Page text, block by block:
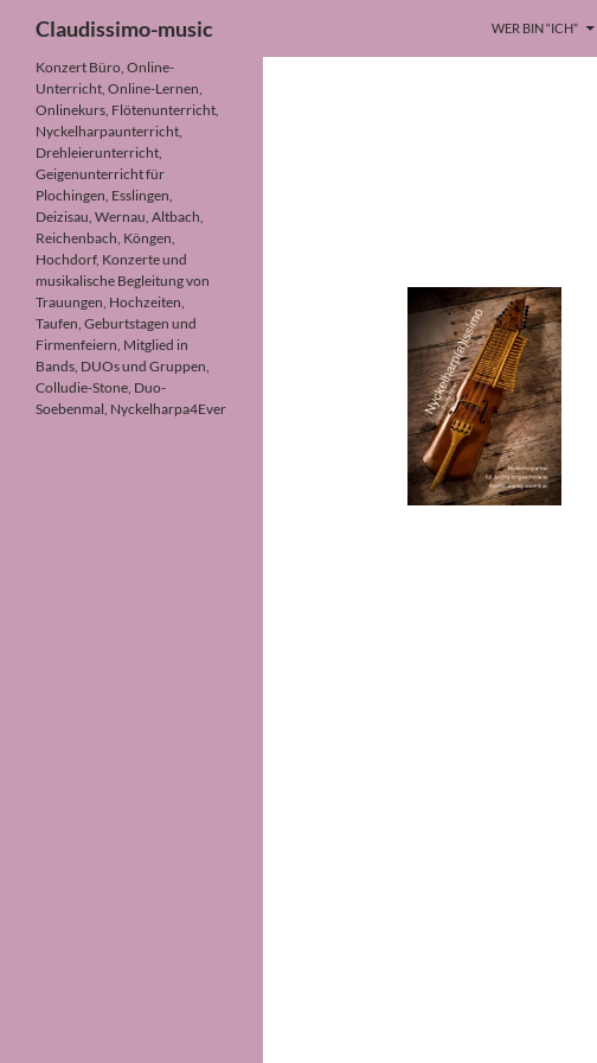
Inhalt
springen
Claudissimo-music WER BIN “ICH”
Konzert Büro, Online-
Unterricht, Online-Lernen,
Onlinekurs, Flötenunterricht,
Nyckelharpaunterricht,
Drehleierunterricht,
Geigenunterricht für
Plochingen, Esslingen,
Deizisau, Wernau, Altbach,
Reichenbach, Köngen,
Hochdorf, Konzerte und
musikalische Begleitung von
Trauungen, Hochzeiten,
Taufen, Geburtstagen und
Firmenfeiern, Mitglied in
Bands, DUOs und Gruppen,
Colludie-Stone, Duo-
Soebenmal, Nyckelharpa4Ever